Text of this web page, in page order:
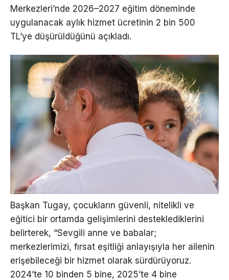
Merkezleri’nde 2026–2027 eğitim döneminde
uygulanacak aylık hizmet ücretinin 2 bin 500
TL’ye düşürüldüğünü açıkladı.
Başkan Tugay, çocukların güvenli, nitelikli ve
eğitici bir ortamda gelişimlerini desteklediklerini
belirterek, “Sevgili anne ve babalar;
merkezlerimizi, fırsat eşitliği anlayışıyla her ailenin
erişebileceği bir hizmet olarak sürdürüyoruz.
2024’te 10 binden 5 bine, 2025’te 4 bine